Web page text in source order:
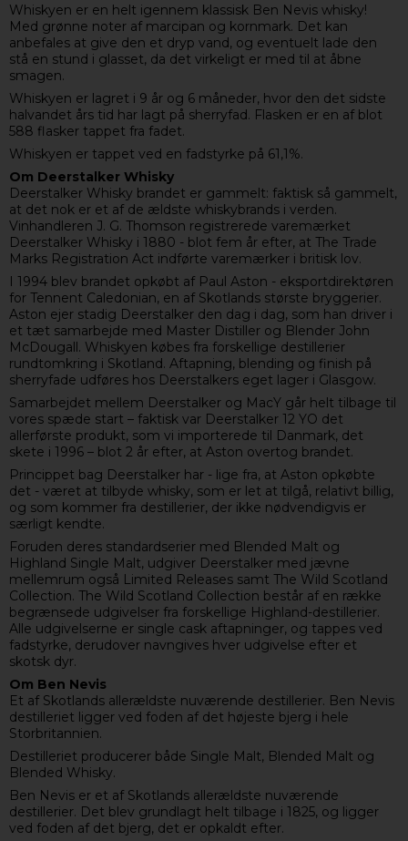
Whiskyen er en helt igennem klassisk Ben Nevis whisky!
Med grønne noter af marcipan og kornmark. Det kan
anbefales at give den et dryp vand, og eventuelt lade den
stå en stund i glasset, da det virkeligt er med til at åbne
smagen.
Whiskyen er lagret i 9 år og 6 måneder, hvor den det sidste
halvandet års tid har lagt på sherryfad. Flasken er en af blot
588 flasker tappet fra fadet.
Whiskyen er tappet ved en fadstyrke på 61,1%.
Om Deerstalker Whisky
Deerstalker Whisky brandet er gammelt: faktisk så gammelt,
at det nok er et af de ældste whiskybrands i verden.
Vinhandleren J. G. Thomson registrerede varemærket
Deerstalker Whisky i 1880 - blot fem år efter, at The Trade
Marks Registration Act indførte varemærker i britisk lov.
I 1994 blev brandet opkøbt af Paul Aston - eksportdirektøren
for Tennent Caledonian, en af Skotlands største bryggerier.
Aston ejer stadig Deerstalker den dag i dag, som han driver i
et tæt samarbejde med Master Distiller og Blender John
McDougall. Whiskyen købes fra forskellige destillerier
rundtomkring i Skotland. Aftapning, blending og finish på
sherryfade udføres hos Deerstalkers eget lager i Glasgow.
Samarbejdet mellem Deerstalker og MacY går helt tilbage til
vores spæde start – faktisk var Deerstalker 12 YO det
allerførste produkt, som vi importerede til Danmark, det
skete i 1996 – blot 2 år efter, at Aston overtog brandet.
Princippet bag Deerstalker har - lige fra, at Aston opkøbte
det - været at tilbyde whisky, som er let at tilgå, relativt billig,
og som kommer fra destillerier, der ikke nødvendigvis er
særligt kendte.
Foruden deres standardserier med Blended Malt og
Highland Single Malt, udgiver Deerstalker med jævne
mellemrum også Limited Releases samt The Wild Scotland
Collection. The Wild Scotland Collection består af en række
begrænsede udgivelser fra forskellige Highland-destillerier.
Alle udgivelserne er single cask aftapninger, og tappes ved
fadstyrke, derudover navngives hver udgivelse efter et
skotsk dyr.
Om Ben Nevis
Et af Skotlands allerældste nuværende destillerier. Ben Nevis
destilleriet ligger ved foden af det højeste bjerg i hele
Storbritannien.
Destilleriet producerer både Single Malt, Blended Malt og
Blended Whisky.
Ben Nevis er et af Skotlands allerældste nuværende
destillerier. Det blev grundlagt helt tilbage i 1825, og ligger
ved foden af det bjerg, det er opkaldt efter.